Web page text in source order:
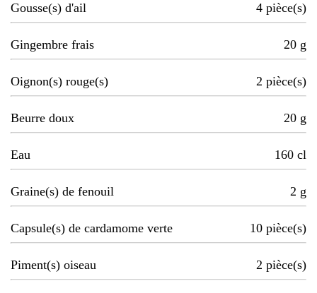
Gousse(s) d'ail 4 pièce(s)
Gingembre frais 20 g
Oignon(s) rouge(s) 2 pièce(s)
Beurre doux 20 g
Eau 160 cl
Graine(s) de fenouil 2 g
Capsule(s) de cardamome verte 10 pièce(s)
Piment(s) oiseau 2 pièce(s)